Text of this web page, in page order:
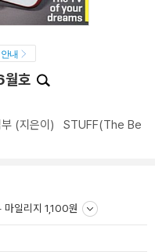
내
호
(지은이) STUFF(The Be
마일리지 1,100원